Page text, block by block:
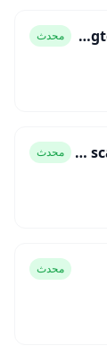
Slugterra: Slug it Out 2 Mod APK محدث
CamScanner- scanner, PDF maker Mod APK محدث
محدث